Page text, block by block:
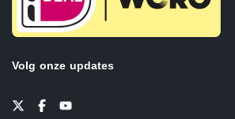
Volg onze updates